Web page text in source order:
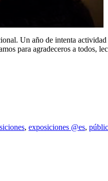
Un año de intenta
para agradeceros a todos,
, exposiciones @es,